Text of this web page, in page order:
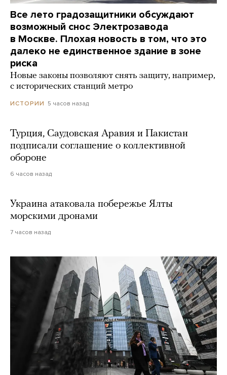
Все лето градозащитники обсуждают
возможный снос Электрозавода
в Москве. Плохая новость в том, что это
далеко не единственное здание в зоне
риска
Новые законы позволяют снять защиту, например,
с исторических станций метро
ИСТОРИИ 5 часов назад
Турция, Саудовская Аравия и Пакистан
подписали соглашение о коллективной
обороне
6 часов назад
Украина атаковала побережье Ялты
морскими дронами
7 часов назад